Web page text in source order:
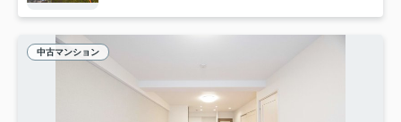
中古マンション